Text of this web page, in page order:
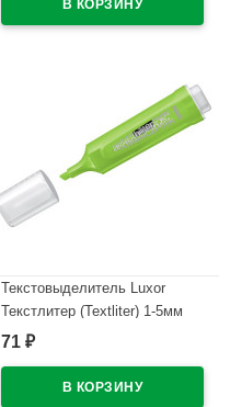
Текстовыделитель Luxor
Текстлитер (Textliter) 1-5мм
скошенный зеленый арт.4012Т
71 ₽